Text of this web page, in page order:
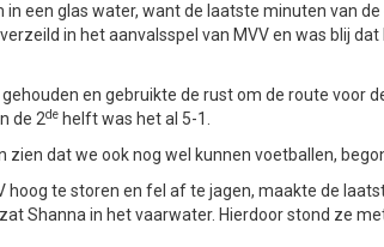
een glas water, want de laatste minuten van
in het aanvalsspel van MVV en was blij
en gebruikte de rust om de route voor
de 2de helft was het al 5-1.
dat we ook nog wel kunnen voetballen,
hoog te storen en fel af te jagen, maakte de
Shanna in het vaarwater. Hierdoor stond ze